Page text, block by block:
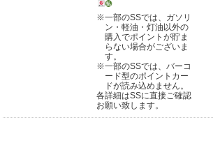
※一部のSSでは、ガソリ
ン・軽油・灯油以外の
購入でポイントが貯ま
らない場合がございま
す。
※一部のSSでは、バーコ
ード型のポイントカー
ドが読み込めません。
各詳細はSSに直接ご確認
お願い致します。